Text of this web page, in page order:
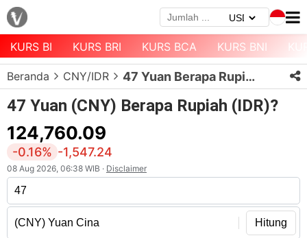
Menu
Halaman
Depan
Daftar
Mata
Uang
Daftar
Kurs
Bank
KURS BI KURS BRI KURS BCA KURS BNI
Beranda CNY/IDR 47 Yuan Berapa Rupiah?
47 Yuan (CNY) Berapa Rupiah (IDR)?
124,760.09
-0.16% -1,547.24
08 Aug 2026, 06:38 WIB · Disclaimer
Hitung